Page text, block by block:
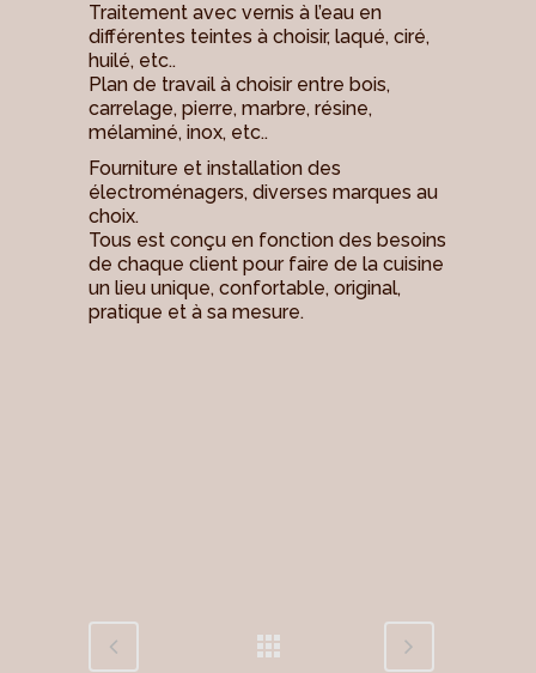
Traitement avec vernis à l’eau en
différentes teintes à choisir, laqué, ciré,
huilé, etc..
Plan de travail à choisir entre bois,
carrelage, pierre, marbre, résine,
mélaminé, inox, etc..
Fourniture et installation des
électroménagers, diverses marques au
choix.
Tous est conçu en fonction des besoins
de chaque client pour faire de la cuisine
un lieu unique, confortable, original,
pratique et à sa mesure.